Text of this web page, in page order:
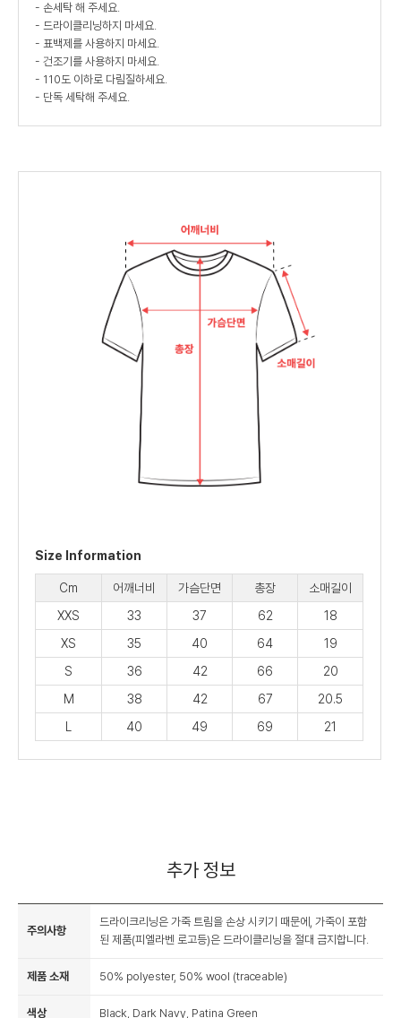
- 손세탁 해 주세요.
- 드라이클리닝하지 마세요.
- 표백제를 사용하지 마세요.
- 건조기를 사용하지 마세요.
- 110도 이하로 다림질하세요.
- 단독 세탁해 주세요.
Size Information
Cm 어깨너비 가슴단면 총장
소매길이
XXS
33 37 62
18
XS
35 40 64
19
S
36 42 66
20
M
38 42 67
20.5
40 49 69 21
추가 정보
주의사항
드라이크리닝은 가죽 트림을 손상 시키기 때문에, 가죽이 포함
된 제품(피엘라벤 로고등)은 드라이클리닝을 절대 금지합니다.
제품 소재 50% polyester, 50% wool (traceable)
색상 Black, Dark Navy, Patina Green